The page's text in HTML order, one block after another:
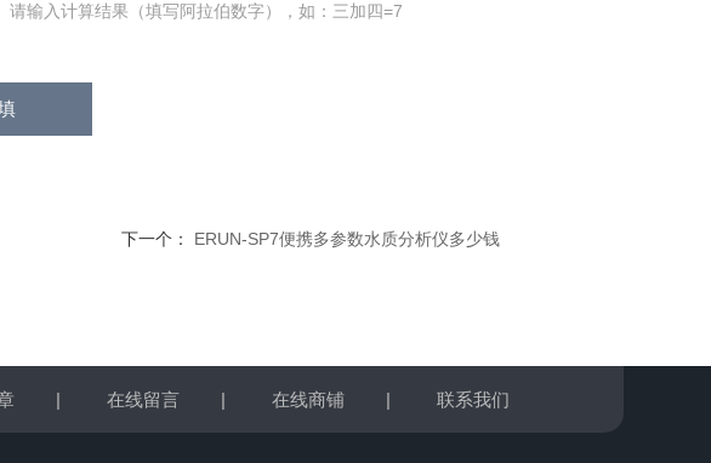
请输入计算结果（填写阿拉伯数字），如：三加四=7
下一个： ERUN-SP7便携多参数水质分析仪多少钱
| 在线留言 | 在线商铺 | 联系我们